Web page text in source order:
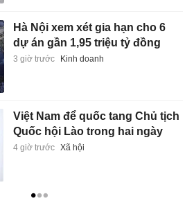
Hà Nội xem xét gia hạn cho 6
dự án gần 1,95 triệu tỷ đồng
3 giờ trước Kinh doanh
Việt Nam để quốc tang Chủ tịch
Quốc hội Lào trong hai ngày
4 giờ trước Xã hội